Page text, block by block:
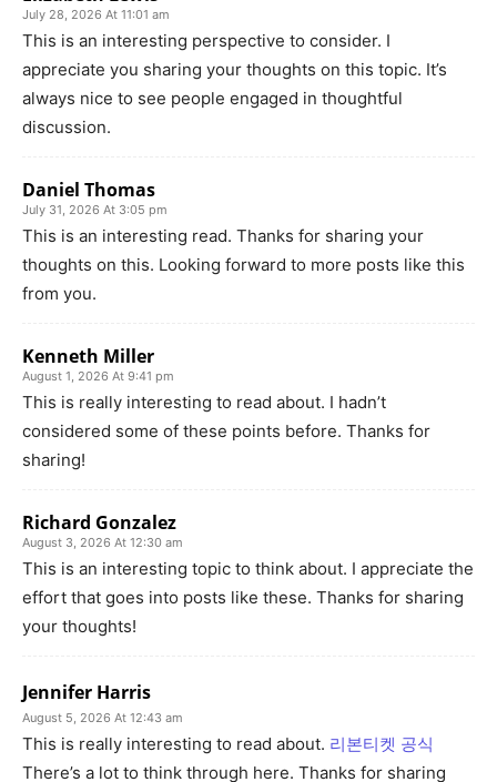
July 28, 2026 At 11:01 am
This is an interesting perspective to consider. I
appreciate you sharing your thoughts on this topic. It’s
always nice to see people engaged in thoughtful
discussion.
Daniel Thomas
July 31, 2026 At 3:05 pm
This is an interesting read. Thanks for sharing your
thoughts on this. Looking forward to more posts like this
from you.
Kenneth Miller
August 1, 2026 At 9:41 pm
This is really interesting to read about. I hadn’t
considered some of these points before. Thanks for
sharing!
Richard Gonzalez
August 3, 2026 At 12:30 am
This is an interesting topic to think about. I appreciate the
effort that goes into posts like these. Thanks for sharing
your thoughts!
Jennifer Harris
August 5, 2026 At 12:43 am
This is really interesting to read about. 리본티켓 공식
There’s a lot to think through here. Thanks for sharing